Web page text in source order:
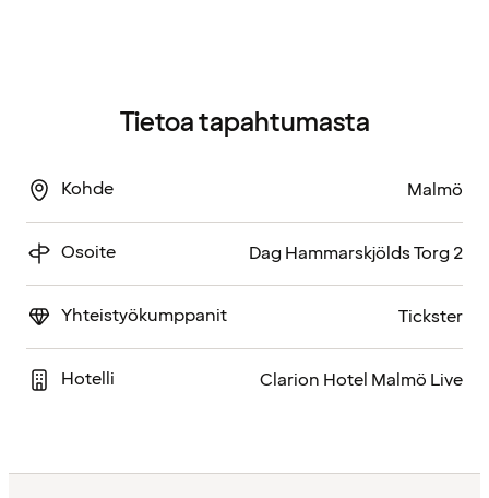
Tietoa tapahtumasta
Kohde Malmö
Osoite Dag Hammarskjölds Torg 2
Yhteistyökumppanit Tickster
Hotelli Clarion Hotel Malmö Live